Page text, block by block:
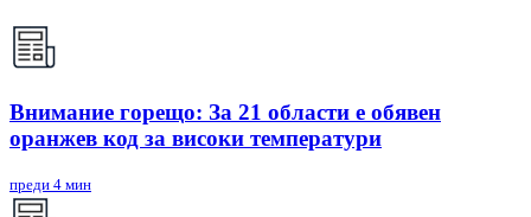
Внимание горещо: За 21 области е обявен
оранжев код за високи температури
преди 4 мин